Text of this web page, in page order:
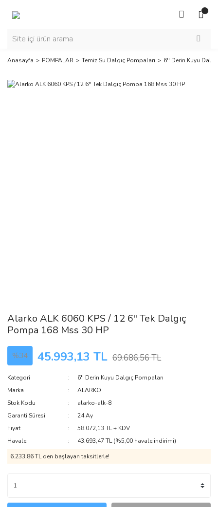
Anasayfa POMPALAR Temiz Su Dalgıç Pompaları 6'' Derin Kuyu
Alarko ALK 6060 KPS / 12 6'' Tek Dalgıç
Pompa 168 Mss 30 HP
%34 45.993,13 TL 69.686,56 TL
Kategori
6'' Derin Kuyu Dalgıç Pompaları
Marka
ALARKO
Stok Kodu
alarko-alk-8
Garanti Süresi
24 Ay
Fiyat
58.072,13 TL + KDV
Havale
43.693,47 TL (%5,00 havale indirimi)
6.233,86 TL den başlayan taksitlerle!